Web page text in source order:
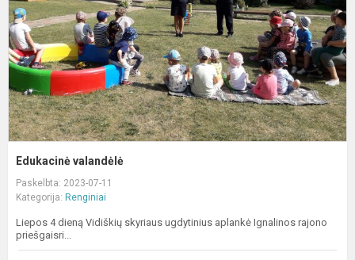
Edukacinė valandėlė
Paskelbta: 2023-07-11
Kategorija: Renginiai
Liepos 4 dieną Vidiškių skyriaus ugdytinius aplankė Ignalinos rajono
priešgaisri...